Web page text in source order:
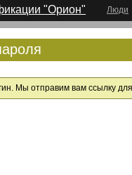
"Орион" Люди
Мы отправим вам ссылку